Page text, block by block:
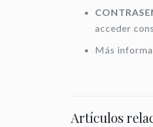
acceder
Más
Artículos